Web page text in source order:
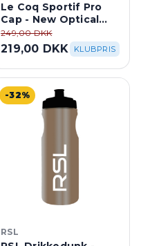
Le Coq Sportif Pro
Cap - New Optical
White
249,00 DKK
219,00 DKK KLUBPRIS
-32%
RSL